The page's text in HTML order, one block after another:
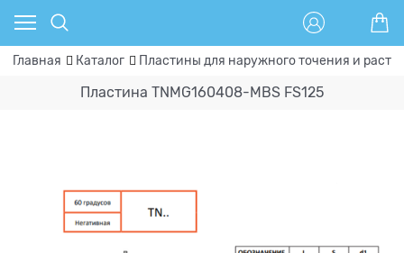
Главная Каталог Пластины для наружного точения и
Пластина TNMG160408-MBS FS125